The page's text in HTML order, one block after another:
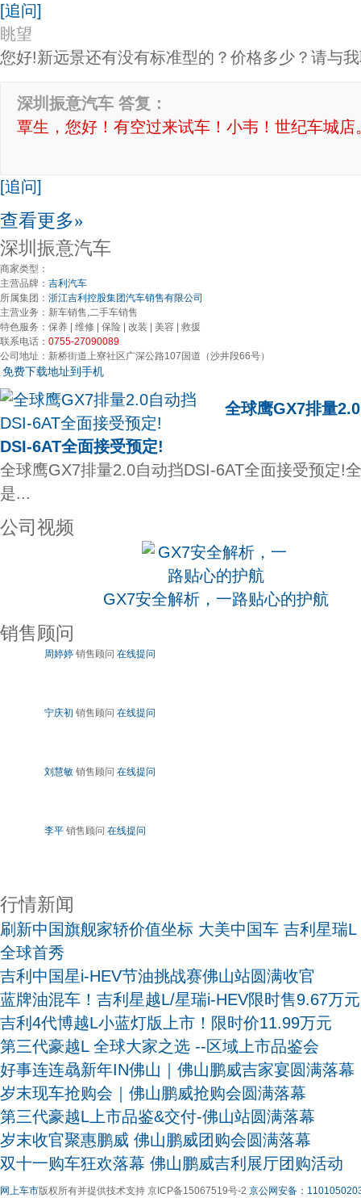
[追问]
眺望
您好!新远景还有没有标准型的？价格多少？请与
深圳振意汽车 答复：
覃生，您好！有空过来试车！小韦！世纪车城店
[追问]
查看更多»
深圳振意汽车
商家类型：
主营品牌： 吉利汽车
所属集团： 浙江吉利控股集团汽车销售有限公司
主营业务： 新车销售,二手车销售
特色服务： 保养 | 维修 | 保险 | 改装 | 美容 | 救援
联系电话： 0755-27090089
公司地址： 新桥街道上寮社区广深公路107国道（沙井段66号）
免费下载地址到手机
全球鹰GX7排量
DSI-6AT全面接受预定!
全球鹰GX7排量2.0自动挡DSI-6AT全面接受预定!
是...
公司视频
GX7安全解析，一路贴心的护航
销售顾问
周婷婷 销售顾问 在线提问
宁庆初 销售顾问 在线提问
刘慧敏 销售顾问 在线提问
李平 销售顾问 在线提问
行情新闻
刷新中国旗舰家轿价值坐标 大美中国车 吉利星瑞L
全球首秀
吉利中国星i-HEV节油挑战赛佛山站圆满收官
蓝牌油混车！吉利星越L/星瑞i-HEV限时售9.67万
吉利4代博越L小蓝灯版上市！限时价11.99万元
第三代豪越L 全球大家之选 --区域上市品鉴会
好事连连骉新年IN佛山｜佛山鹏威吉家宴圆满落幕
岁末现车抢购会｜佛山鹏威抢购会圆满落幕
第三代豪越L上市品鉴&交付-佛山站圆满落幕
岁末收官聚惠鹏威 佛山鹏威团购会圆满落幕
双十一购车狂欢落幕 佛山鹏威吉利展厅团购活动
网上车市版权所有并提供技术支持 京ICP备15067519号-2 京公网安备：